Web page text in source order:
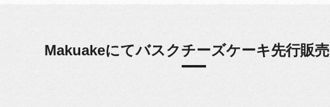
Makuakeにてバスクチーズケーキ先行販